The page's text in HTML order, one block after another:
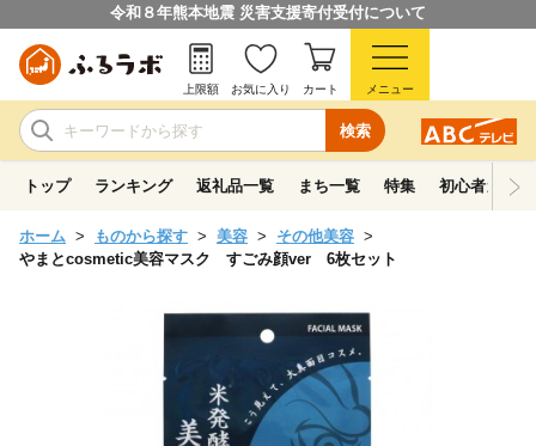
令和８年熊本地震 災害支援寄付受付について
検索
上限額 お気に入り カート メニュー
トップ ランキング 返礼品一覧 まち一覧 特集 初心者ガイド
ホーム ものから探す 美容
その他美容
やまとcosmetic美容マスク すごみ顔ver 6枚セット